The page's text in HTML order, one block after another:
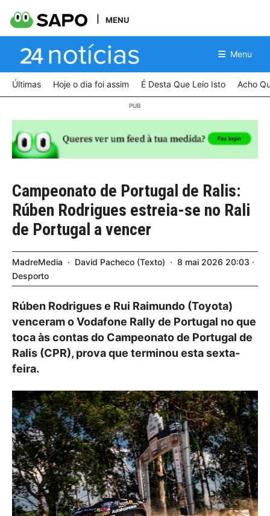
MENU
Menu
Últimas Hoje o dia foi assim É Desta Que Leio Isto Acho
Campeonato de Portugal de Ralis:
Rúben Rodrigues estreia-se no Rali
de Portugal a vencer
MadreMedia David Pacheco Texto 8 mai 2026 20:03
Desporto
Rúben Rodrigues e Rui Raimundo (Toyota)
venceram o Vodafone Rally de Portugal no que
toca às contas do Campeonato de Portugal de
Ralis (CPR), prova que terminou esta sexta-
feira.